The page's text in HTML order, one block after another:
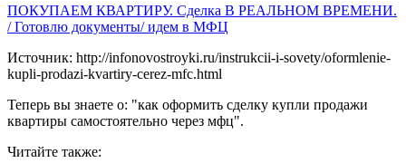
ПОКУПАЕМ КВАРТИРУ. Сделка В РЕАЛЬНОМ ВРЕМЕНИ.
/ Готовлю документы/ идем в МФЦ
Источник: http://infonovostroyki.ru/instrukcii-i-sovety/oformlenie-
kupli-prodazi-kvartiry-cerez-mfc.html
Теперь вы знаете о: "как оформить сделку купли продажи
квартиры самостоятельно через мфц".
Читайте также: